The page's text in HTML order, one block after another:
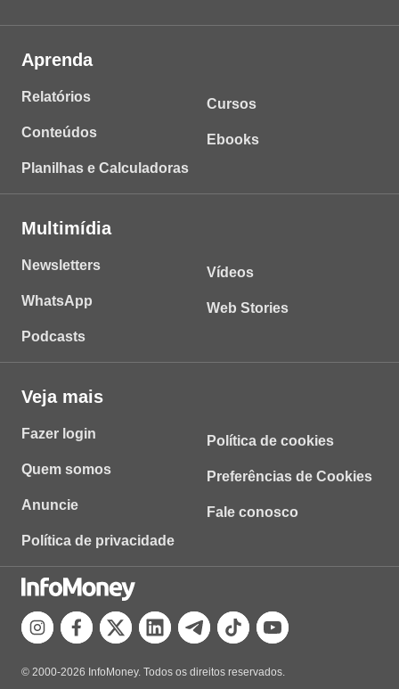
Aprenda
Relatórios
Conteúdos
Planilhas e Calculadoras
Cursos
Ebooks
Multimídia
Newsletters
WhatsApp
Podcasts
Vídeos
Web Stories
Veja mais
Fazer login
Quem somos
Anuncie
Política de privacidade
Política de cookies
Preferências de Cookies
Fale conosco
© 2000-2026 InfoMoney. Todos os direitos reservados.